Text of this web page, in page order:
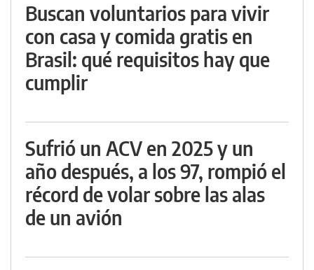
Buscan voluntarios para vivir
con casa y comida gratis en
Brasil: qué requisitos hay que
cumplir
Sufrió un ACV en 2025 y un
año después, a los 97, rompió el
récord de volar sobre las alas
de un avión